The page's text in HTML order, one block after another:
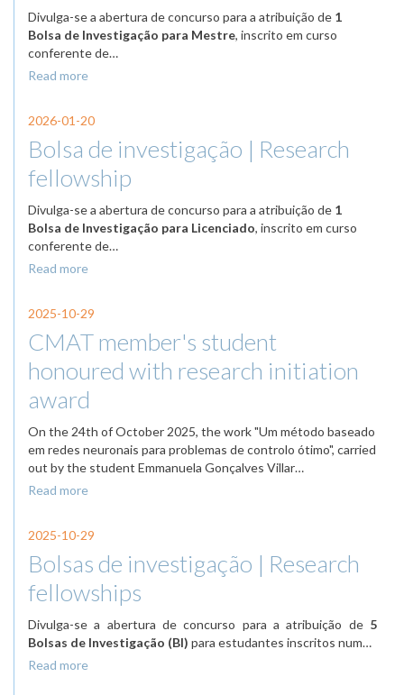
Divulga-se a abertura de concurso para a atribuição de 1
Bolsa de Investigação para Mestre, inscrito em curso
conferente de…
Read more
2026-01-20
Bolsa de investigação | Research
fellowship
Divulga-se a abertura de concurso para a atribuição de 1
Bolsa de Investigação para Licenciado, inscrito em curso
conferente de…
Read more
2025-10-29
CMAT member's student
honoured with research initiation
award
On the 24th of October 2025, the work "Um método baseado
em redes neuronais para problemas de controlo ótimo", carried
out by the student Emmanuela Gonçalves Villar…
Read more
2025-10-29
Bolsas de investigação | Research
fellowships
Divulga-se a abertura de concurso para a atribuição de5
Bolsas de Investigação (BI) para estudantes inscritos num…
Read more